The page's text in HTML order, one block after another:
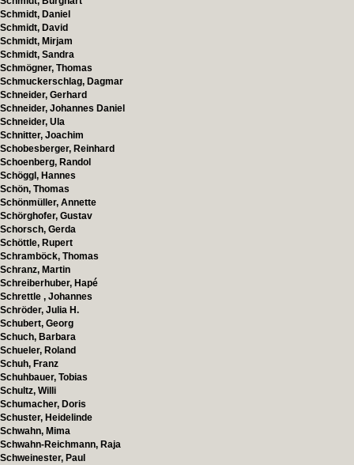
Schmidt, Daniel
Schmidt, David
Schmidt, Mirjam
Schmidt, Sandra
Schmögner, Thomas
Schmuckerschlag, Dagmar
Schneider, Gerhard
Schneider, Johannes Daniel
Schneider, Ula
Schnitter, Joachim
Schobesberger, Reinhard
Schoenberg, Randol
Schöggl, Hannes
Schön, Thomas
Schönmüller, Annette
Schörghofer, Gustav
Schorsch, Gerda
Schöttle, Rupert
Schramböck, Thomas
Schranz, Martin
Schreiberhuber, Hapé
Schrettle , Johannes
Schröder, Julia H.
Schubert, Georg
Schuch, Barbara
Schueler, Roland
Schuh, Franz
Schuhbauer, Tobias
Schultz, Willi
Schumacher, Doris
Schuster, Heidelinde
Schwahn, Mima
Schwahn-Reichmann, Raja
Schweinester, Paul